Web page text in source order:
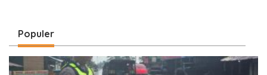
Populer